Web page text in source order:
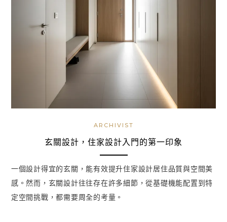
ARCHIVIST
玄關設計，住家設計入門的第一印象
一個設計得宜的玄關，能有效提升住家設計居住品質與空間美
感。然而，玄關設計往往存在許多細節，從基礎機能配置到特
定空間挑戰，都需要周全的考量。